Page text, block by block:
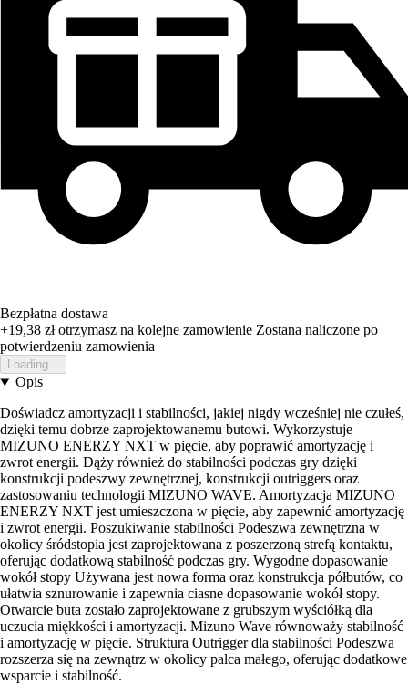
Bezpłatna dostawa
+19,38 złotrzymasz na kolejne zamowienie Zostana naliczone po
potwierdzeniu zamowienia
Loading...
Opis
Doświadcz amortyzacji i stabilności, jakiej nigdy wcześniej nie czułeś,
dzięki temu dobrze zaprojektowanemu butowi. Wykorzystuje
MIZUNO ENERZY NXT w pięcie, aby poprawić amortyzację i
zwrot energii. Dąży również do stabilności podczas gry dzięki
konstrukcji podeszwy zewnętrznej, konstrukcji outriggers oraz
zastosowaniu technologii MIZUNO WAVE. Amortyzacja MIZUNO
ENERZY NXT jest umieszczona w pięcie, aby zapewnić amortyzację
i zwrot energii. Poszukiwanie stabilności Podeszwa zewnętrzna w
okolicy śródstopia jest zaprojektowana z poszerzoną strefą kontaktu,
oferując dodatkową stabilność podczas gry. Wygodne dopasowanie
wokół stopy Używana jest nowa forma oraz konstrukcja półbutów, co
ułatwia sznurowanie i zapewnia ciasne dopasowanie wokół stopy.
Otwarcie buta zostało zaprojektowane z grubszym wyściółką dla
uczucia miękkości i amortyzacji. Mizuno Wave równoważy stabilność
i amortyzację w pięcie. Struktura Outrigger dla stabilności Podeszwa
rozszerza się na zewnątrz w okolicy palca małego, oferując dodatkowe
wsparcie i stabilność.